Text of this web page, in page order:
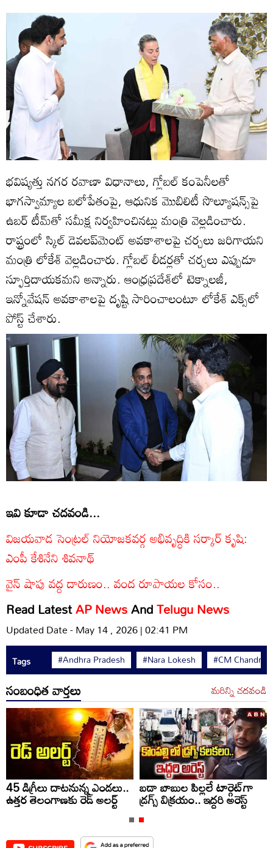
భవిష్యత్తు నగర రవాణా విధానాలు, గ్లోబల్ కంపెనీలతో
భాగస్వామ్యాల బలోపేతంపై, ఆధునిక మొబిలిటీ సొల్యూషన్స్‌పై
ఉబర్ టీమ్‌తో సమీక్ష నిర్వహించినట్లు మంత్రి వెల్లడించారు.
రాష్ట్రంలో స్కిల్ డెవలప్‌మెంట్ అవకాశాలపై చర్చలు జరిగాయని
మంత్రి లోకేశ్ వెల్లడించారు. గ్లోబల్ లీడర్లతో చర్చలు ఎప్పుడూ
స్ఫూర్తిదాయకమని అన్నారు. ఆంధ్రప్రదేశ్‌లో టెక్నాలజీ,
ఇన్నోవేషన్ అవకాశాలపై దృష్టి సారించాలంటూ లోకేశ్ ఎక్స్‌లో
పోస్ట్ చేశారు.
ఇవి కూడా చదవండి...
విజయవాడ సెంట్రల్ నియోజకవర్గ అభివృద్ధికి సర్కార్ కృషి:
ఎంపీ కేశినేని శివనాథ్
వైన్ షాపు వద్ద దారుణం.. వంద రూపాయల కోసం..
Read LatestAP NewsAndTelugu News
Updated Date - May 14 , 2026 | 02:41 PM
Tags #Andhra Pradesh #Nara Lokesh #CM
సంబంధిత వార్తలు మరిన్ని చదవండి
45 డిగ్రీలు దాటనున్న ఎండలు..
ఉత్తర తెలంగాణకు రెడ్ అలర్ట్
బడా బాబుల పిల్లలే టార్గెట్‌గా
డ్రగ్స్ విక్రయం.. ఇద్దరి అరెస్ట్